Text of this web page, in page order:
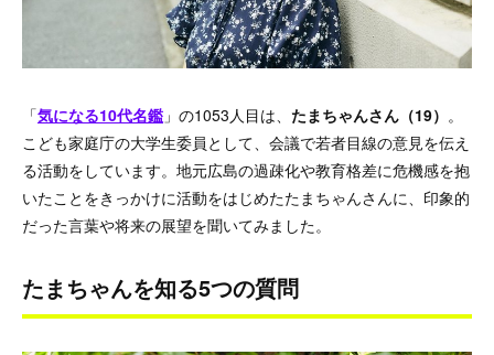
「気になる10代名鑑 」の1053人目は、 たまちゃんさん（19） 。
こども家庭庁の大学生委員として、会議で若者目線の意見を伝え
る活動をしています。地元広島の過疎化や教育格差に危機感を抱
いたことをきっかけに活動をはじめたたまちゃんさんに、印象的
だった言葉や将来の展望を聞いてみました。
たまちゃんを知る5つの質問